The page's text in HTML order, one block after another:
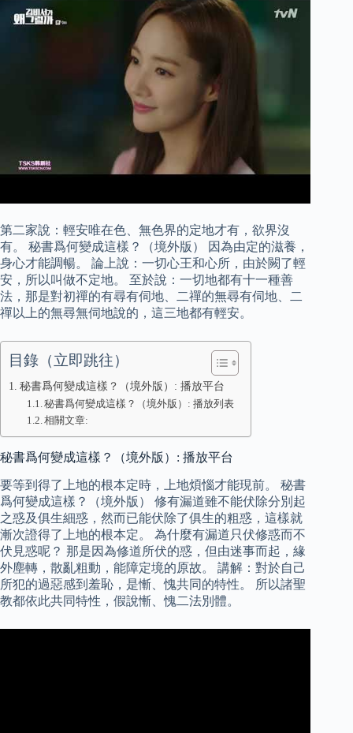
第二家說：輕安唯在色、無色界的定地才有，欲界沒
有。 秘書爲何變成這樣？（境外版） 因為由定的滋養，
身心才能調暢。 論上說：一切心王和心所，由於闕了輕
安，所以叫做不定地。 至於說：一切地都有十一種善
法，那是對初禪的有尋有伺地、二禪的無尋有伺地、二
禪以上的無尋無伺地說的，這三地都有輕安。
目錄（立即跳往）
秘書爲何變成這樣？（境外版）: 播放平台
秘書爲何變成這樣？（境外版）: 播放列表
相關文章:
秘書爲何變成這樣？（境外版）: 播放平台
要等到得了上地的根本定時，上地煩惱才能現前。 秘書
爲何變成這樣？（境外版） 修有漏道雖不能伏除分別起
之惑及俱生細惑，然而已能伏除了俱生的粗惑，這樣就
漸次證得了上地的根本定。 為什麼有漏道只伏修惑而不
伏見惑呢？ 那是因為修道所伏的惑，但由迷事而起，緣
外塵轉，散亂粗動，能障定境的原故。 講解：對於自己
所犯的過惡感到羞恥，是慚、愧共同的特性。 所以諸聖
教都依此共同特性，假說慚、愧二法別體。